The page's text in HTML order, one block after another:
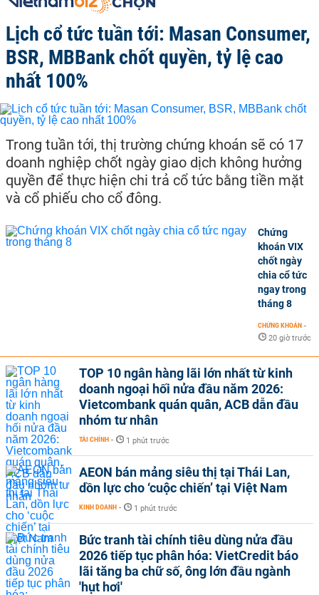
Lịch cổ tức tuần tới: Masan Consumer,
BSR, MBBank chốt quyền, tỷ lệ cao
nhất 100%
Trong tuần tới, thị trường chứng khoán sẽ có 17
doanh nghiệp chốt ngày giao dịch không hưởng
quyền để thực hiện chi trả cổ tức bằng tiền mặt
và cổ phiếu cho cổ đông.
Chứng
khoán VIX
chốt ngày
chia cổ tức
ngay trong
tháng 8
CHỨNG KHOÁN -
20 giờ trước
TOP 10 ngân hàng lãi lớn nhất từ kinh
doanh ngoại hối nửa đầu năm 2026:
Vietcombank quán quân, ACB dẫn đầu
nhóm tư nhân
TÀI CHÍNH - 1 phút trước
AEON bán mảng siêu thị tại Thái Lan,
dồn lực cho ‘cuộc chiến’ tại Việt Nam
KINH DOANH - 1 phút trước
Bức tranh tài chính tiêu dùng nửa đầu
2026 tiếp tục phân hóa: VietCredit báo
lãi tăng ba chữ số, ông lớn đầu ngành
'hụt hơi'